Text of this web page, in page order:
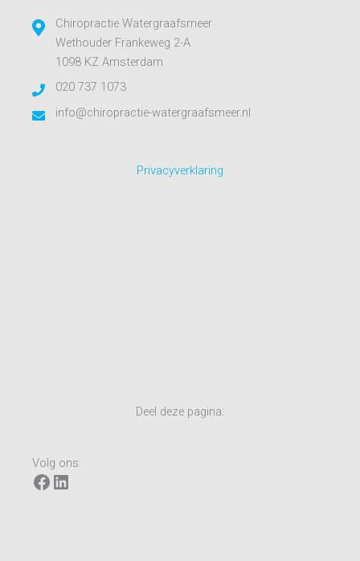
Chiropractie Watergraafsmeer
Wethouder Frankeweg 2-A
1098 KZ Amsterdam
020 737 1073
info@chiropractie-watergraafsmeer.nl
Privacyverklaring
Deel deze pagina:
Volg ons:
Facebook
LinkedIn